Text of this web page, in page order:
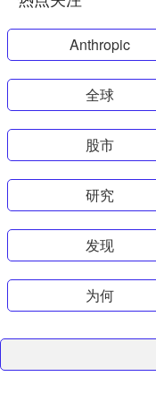
Anthropic
全球
股市
研究
发现
为何